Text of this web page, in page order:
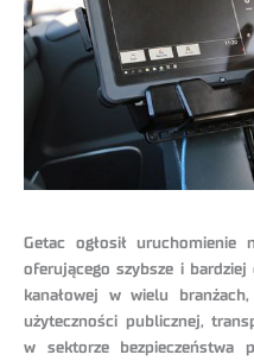
Getac ogłosił uruchomienie
oferującego szybsze i
kanałowej w wielu
użyteczności publicznej,
w sektorze bezpieczeństwa